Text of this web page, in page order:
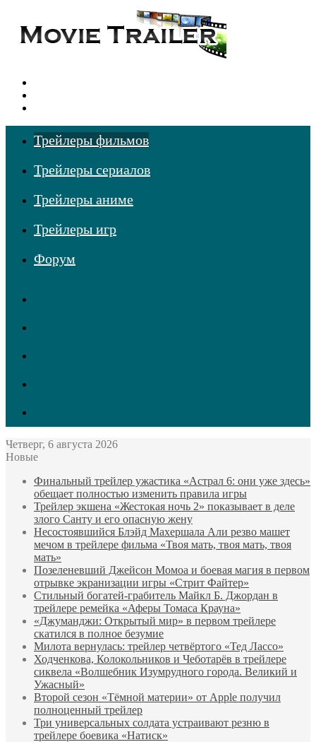
Трейлеры фильмов
Трейлеры сериалов
Трейлеры аниме
Трейлеры игр
Форум
Четверг, 6 августа 2026
Новые
Финальный трейлер ужастика «Астрал 6: они уже здесь»
обещает полностью изменить правила игры
Трейлер экшена «Жестокая ночь 2» показывает в деле
злого Санту и его опасную жену
Несостоявшийся Блэйд Махершала Али резво машет
мечом в трейлере фильма «Твоя мать, твоя мать, твоя
мать»
Позеленевший Джейсон Момоа и боевая магия в первом
отрывке экранизации игры «Стрит Файтер»
Стильный богатей-грабитель Майкл Б. Джордан в
трейлере ремейка «Аферы Томаса Крауна»
«Джуманджи: Открытый мир» в первом трейлере
скатился в полное безумие
Милота вернулась: трейлер четвёртого «Тед Лассо»
Ходченкова, Колокольников и Чеботарёв в трейлере
сиквела «Волшебник Изумрудного города. Великий и
Ужасный»
Второй сезон «Тёмной материи» от Apple получил
полноценный трейлер
Три универсальных солдата устраивают резню в
трейлере боевика «Натиск»